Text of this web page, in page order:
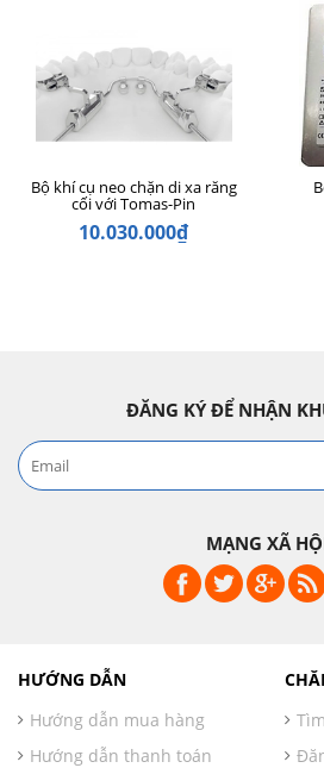
Bộ khí cụ neo chặn di xa răng
cối với Tomas-Pin
10.030.000₫
ĐĂNG KÝ ĐỂ NHẬN
MẠNG XÃ
HƯỚNG DẪN
Hướng dẫn mua hàng
Hướng dẫn thanh toán